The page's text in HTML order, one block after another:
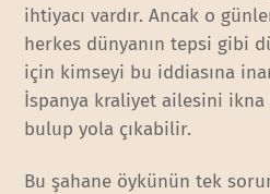
ihtiyacı vardır. Ancak o
herkes dünyanın tepsi gibi
için kimseyi bu iddiasına
İspanya kraliyet ailesini ikna
bulup yola çıkabilir.
Bu şahane öykünün tek